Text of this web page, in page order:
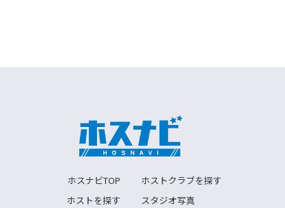
ホスナビTOP
ホストクラブを探す
ホストを探す
スタジオ写真